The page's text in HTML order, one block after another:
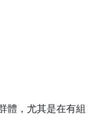
體，尤其是在有組